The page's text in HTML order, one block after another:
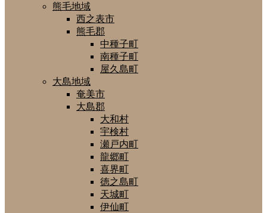
熊毛地域
西之表市
熊毛郡
中種子町
南種子町
屋久島町
大島地域
奄美市
大島郡
大和村
宇検村
瀬戸内町
龍郷町
喜界町
徳之島町
天城町
伊仙町